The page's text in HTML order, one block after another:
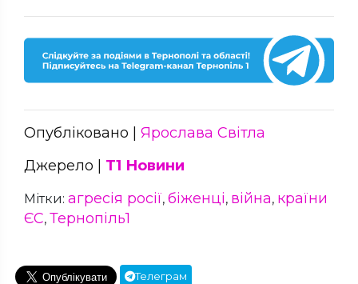
Опубліковано | Ярослава Світла
Джерело | Т1 Новини
Мітки: агресія росії, біженці, війна, країни
ЄС, Тернопіль1
Телеграм